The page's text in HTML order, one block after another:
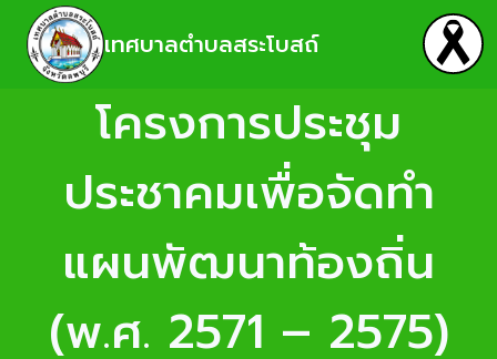
เทศบาลตำบลสระโบสถ์
โครงการประชุม
ประชาคมเพื่อจัดทำ
แผนพัฒนาท้องถิ่น
(พ.ศ. 2571 – 2575)